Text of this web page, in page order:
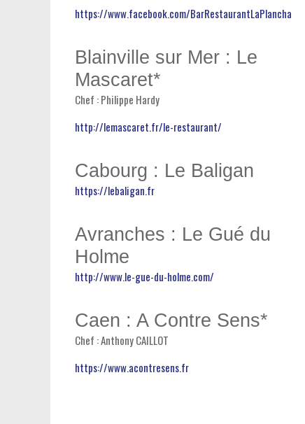
https://www.facebook.com/BarRestaurantLaPlancha
Blainville sur Mer : Le
Mascaret*
Chef : Philippe Hardy
http://lemascaret.fr/le-restaurant/
Cabourg : Le Baligan
https://lebaligan.fr
Avranches : Le Gué du
Holme
http://www.le-gue-du-holme.com/
Caen : A Contre Sens*
Chef : Anthony CAILLOT
https://www.acontresens.fr